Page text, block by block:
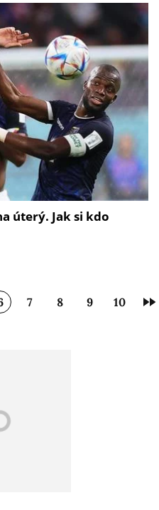
úterý. Jak si kdo
7 8 9 10